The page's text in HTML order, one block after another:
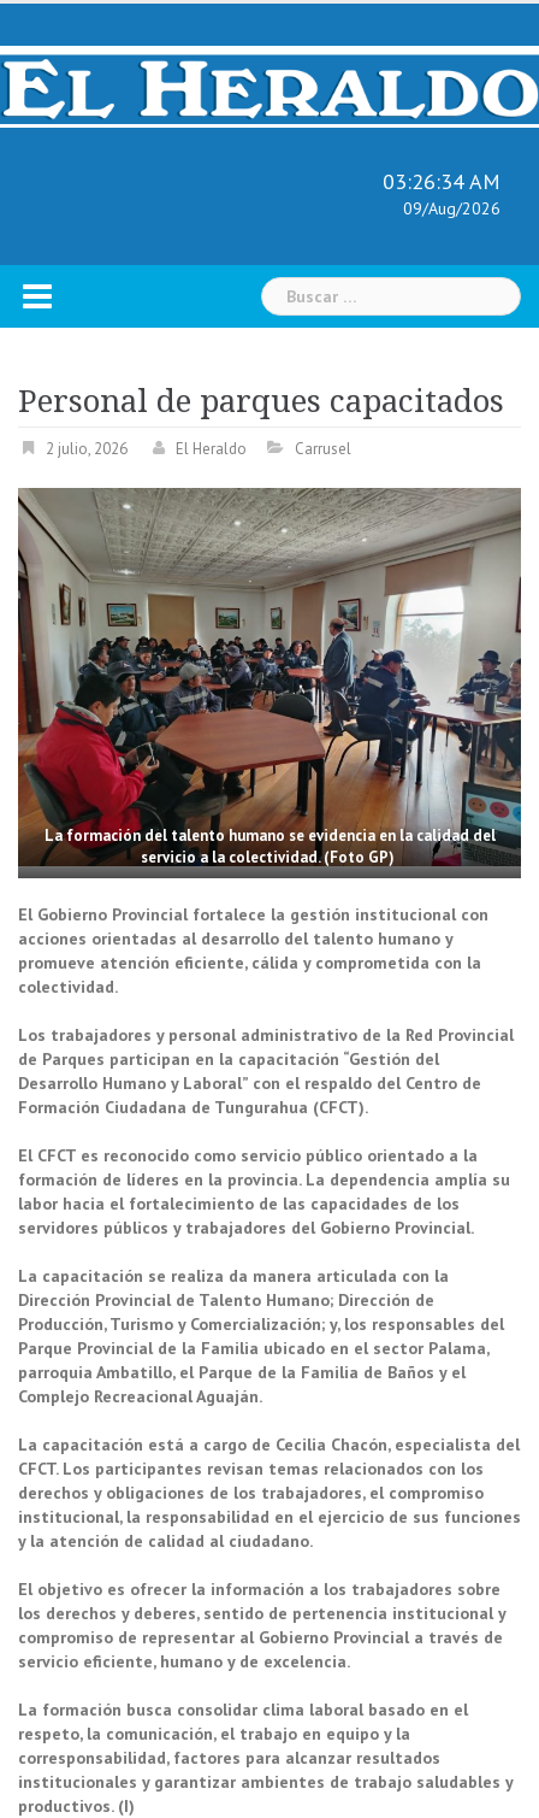
Skip
content
03:26:35 AM
09/Aug/2026
Buscar:
Personal de parques capacitados
2 julio, 2026 El Heraldo Carrusel
La formación del talento humano se evidencia en la calidad del
servicio a la colectividad. (Foto GP)
El Gobierno Provincial fortalece la gestión institucional con
acciones orientadas al desarrollo del talento humano y
promueve atención eficiente, cálida y comprometida con la
colectividad.
Los trabajadores y personal administrativo de la Red Provincial
de Parques participan en la capacitación “Gestión del
Desarrollo Humano y Laboral” con el respaldo del Centro de
Formación Ciudadana de Tungurahua (CFCT).
El CFCT es reconocido como servicio público orientado a la
formación de líderes en la provincia. La dependencia amplía su
labor hacia el fortalecimiento de las capacidades de los
servidores públicos y trabajadores del Gobierno Provincial.
La capacitación se realiza da manera articulada con la
Dirección Provincial de Talento Humano; Dirección de
Producción, Turismo y Comercialización; y, los responsables del
Parque Provincial de la Familia ubicado en el sector Palama,
parroquia Ambatillo, el Parque de la Familia de Baños y el
Complejo Recreacional Aguaján.
La capacitación está a cargo de Cecilia Chacón, especialista del
CFCT. Los participantes revisan temas relacionados con los
derechos y obligaciones de los trabajadores, el compromiso
institucional, la responsabilidad en el ejercicio de sus funciones
y la atención de calidad al ciudadano.
El objetivo es ofrecer la información a los trabajadores sobre
los derechos y deberes, sentido de pertenencia institucional y
compromiso de representar al Gobierno Provincial a través de
servicio eficiente, humano y de excelencia.
La formación busca consolidar clima laboral basado en el
respeto, la comunicación, el trabajo en equipo y la
corresponsabilidad, factores para alcanzar resultados
institucionales y garantizar ambientes de trabajo saludables y
productivos. (I)